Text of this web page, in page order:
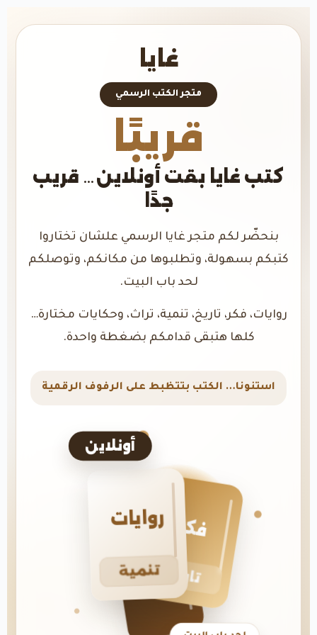
غايا
متجر الكتب الرسمي
قريبًا
كتب غايا بقت أونلاين… قريب
جدًا
بنحضّر لكم متجر غايا الرسمي علشان تختاروا
كتبكم بسهولة، وتطلبوها من مكانكم، وتوصلكم
لحد باب البيت.
روايات، فكر، تاريخ، تنمية، تراث، وحكايات مختارة…
كلها هتبقى قدامكم بضغطة واحدة.
استنونا… الكتب بتتظبط على الرفوف الرقمية
أونلاين
فكر
تاريخ
روايات
تنمية